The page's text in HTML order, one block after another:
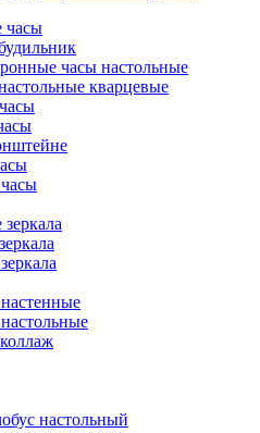
часы
часы настольные
кварцевые
настольный